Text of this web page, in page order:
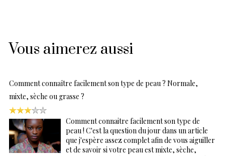
Vous aimerez aussi
Comment connaître facilement son type de peau ? Normale,
mixte, sèche ou grasse ?
Comment connaitre facilement son type de
peau ! C'est la question du jour dans un article
que j'espère assez complet afin de vous aiguiller
et de savoir si votre peau est mixte, sèche,